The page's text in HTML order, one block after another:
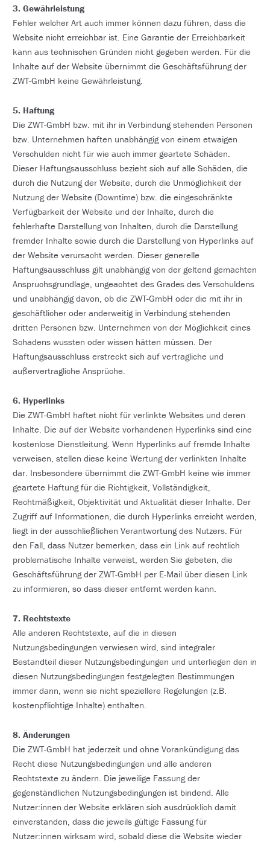
3. Gewährleistung
Fehler welcher Art auch immer können dazu führen, dass die
Website nicht erreichbar ist. Eine Garantie der Erreichbarkeit
kann aus technischen Gründen nicht gegeben werden. Für die
Inhalte auf der Website übernimmt die Geschäftsführung der
ZWT-GmbH keine Gewährleistung.
5. Haftung
Die ZWT-GmbH bzw. mit ihr in Verbindung stehenden Personen
bzw. Unternehmen haften unabhängig von einem etwaigen
Verschulden nicht für wie auch immer geartete Schäden.
Dieser Haftungsausschluss bezieht sich auf alle Schäden, die
durch die Nutzung der Website, durch die Unmöglichkeit der
Nutzung der Website (Downtime) bzw. die eingeschränkte
Verfügbarkeit der Website und der Inhalte, durch die
fehlerhafte Darstellung von Inhalten, durch die Darstellung
fremder Inhalte sowie durch die Darstellung von Hyperlinks auf
der Website verursacht werden. Dieser generelle
Haftungsausschluss gilt unabhängig von der geltend gemachten
Anspruchsgrundlage, ungeachtet des Grades des Verschuldens
und unabhängig davon, ob die ZWT-GmbH oder die mit ihr in
geschäftlicher oder anderweitig in Verbindung stehenden
dritten Personen bzw. Unternehmen von der Möglichkeit eines
Schadens wussten oder wissen hätten müssen. Der
Haftungsausschluss erstreckt sich auf vertragliche und
außervertragliche Ansprüche.
6. Hyperlinks
Die ZWT-GmbH haftet nicht für verlinkte Websites und deren
Inhalte. Die auf der Website vorhandenen Hyperlinks sind eine
kostenlose Dienstleitung. Wenn Hyperlinks auf fremde Inhalte
verweisen, stellen diese keine Wertung der verlinkten Inhalte
dar. Insbesondere übernimmt die ZWT-GmbH keine wie immer
geartete Haftung für die Richtigkeit, Vollständigkeit,
Rechtmäßigkeit, Objektivität und Aktualität dieser Inhalte. Der
Zugriff auf Informationen, die durch Hyperlinks erreicht werden,
liegt in der ausschließlichen Verantwortung des Nutzers. Für
den Fall, dass Nutzer bemerken, dass ein Link auf rechtlich
problematische Inhalte verweist, werden Sie gebeten, die
Geschäftsführung der ZWT-GmbH per E-Mail über diesen Link
zu informieren, so dass dieser entfernt werden kann.
7. Rechtstexte
Alle anderen Rechtstexte, auf die in diesen
Nutzungsbedingungen verwiesen wird, sind integraler
Bestandteil dieser Nutzungsbedingungen und unterliegen den in
diesen Nutzungsbedingungen festgelegten Bestimmungen
immer dann, wenn sie nicht speziellere Regelungen (z.B.
kostenpflichtige Inhalte) enthalten.
8. Änderungen
Die ZWT-GmbH hat jederzeit und ohne Vorankündigung das
Recht diese Nutzungsbedingungen und alle anderen
Rechtstexte zu ändern. Die jeweilige Fassung der
gegenständlichen Nutzungsbedingungen ist bindend. Alle
Nutzer:innen der Website erklären sich ausdrücklich damit
einverstanden, dass die jeweils gültige Fassung für
Nutzer:innen wirksam wird, sobald diese die Website wieder